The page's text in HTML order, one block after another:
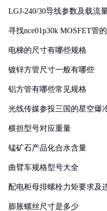
LGJ-240/30导线参数及载流
寻找nce01p30k MOSFET管
电梯的尺寸有哪些规格
镀锌方管尺寸一般有哪些
铝方管有哪些常见规格
光线传媒参投三国的星空爆
横担型号对应重量
锰矿石产品化合水含量
曲臂车规格型号大全
配电柜母排螺栓力矩要求及
膨胀螺丝尺寸是多少